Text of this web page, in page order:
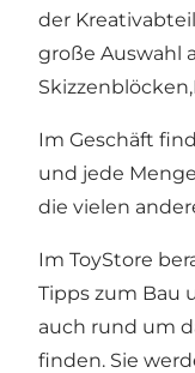
der
große Auswahl
Im Geschäft
und jede
die vielen
Im ToyStore
Tipps zum Bau
auch rund um
finden. Sie